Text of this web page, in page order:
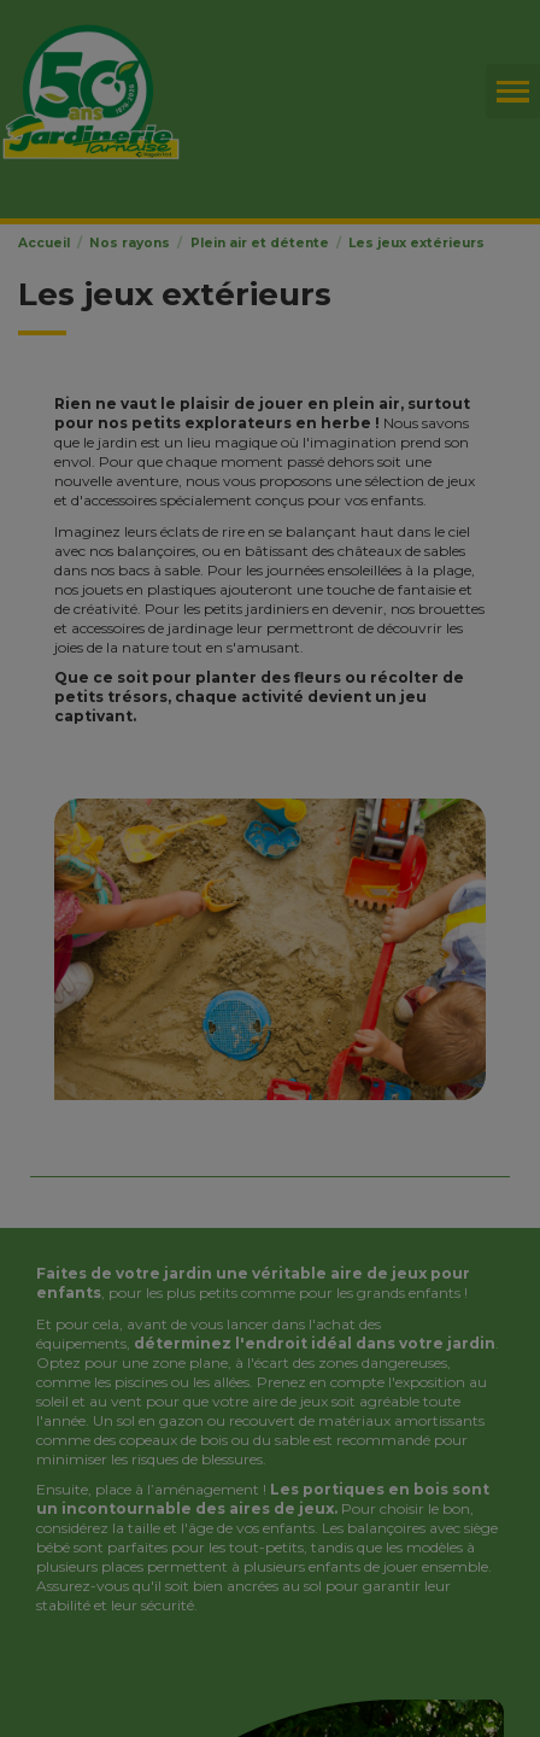
Accueil Nos rayons Plein air et détente Les jeux extérieurs
Les jeux extérieurs
Rien ne vaut le plaisir de jouer en plein air, surtout
pour nos petits explorateurs en herbe ! Nous savons
que le jardin est un lieu magique où l'imagination prend son
envol. Pour que chaque moment passé dehors soit une
nouvelle aventure, nous vous proposons une sélection de jeux
et d'accessoires spécialement conçus pour vos enfants.
Imaginez leurs éclats de rire en se balançant haut dans le ciel
avec nos balançoires, ou en bâtissant des châteaux de sables
dans nos bacs à sable. Pour les journées ensoleillées à la plage,
nos jouets en plastiques ajouteront une touche de fantaisie et
de créativité. Pour les petits jardiniers en devenir, nos brouettes
et accessoires de jardinage leur permettront de découvrir les
joies de la nature tout en s'amusant.
Que ce soit pour planter des fleurs ou récolter de
petits trésors, chaque activité devient un jeu
captivant.
Faites de votre jardin une véritable aire de jeux pour
enfants, pour les plus petits comme pour les grands enfants !
Et pour cela, avant de vous lancer dans l'achat des
équipements, déterminez l'endroit idéal dans votre jardin
Optez pour une zone plane, à l'écart des zones dangereuses,
comme les piscines ou les allées. Prenez en compte l'exposition au
soleil et au vent pour que votre aire de jeux soit agréable toute
l'année. Un sol en gazon ou recouvert de matériaux amortissants
comme des copeaux de bois ou du sable est recommandé pour
minimiser les risques de blessures.
Ensuite, place à l’aménagement ! Les portiques en bois sont
un incontournable des aires de jeux. Pour choisir le bon,
considérez la taille et l'âge de vos enfants. Les balançoires avec siège
bébé sont parfaites pour les tout-petits, tandis que les modèles à
plusieurs places permettent à plusieurs enfants de jouer ensemble.
Assurez-vous qu'il soit bien ancrées au sol pour garantir leur
stabilité et leur sécurité.